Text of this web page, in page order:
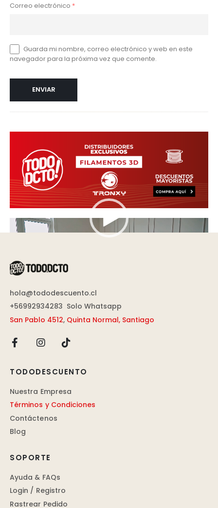
Correo electrónico *
Guarda mi nombre, correo electrónico y web en este
navegador para la próxima vez que comente.
Reproductor
de
hola@tododescuento.cl
+56992934283 Solo Whatsapp
San Pablo 4512, Quinta Normal, Santiago
TODODESCUENTO
Nuestra Empresa
Términos y Condiciones
Contáctenos
Blog
SOPORTE
Ayuda & FAQs
Login / Registro
Rastrear Pedido